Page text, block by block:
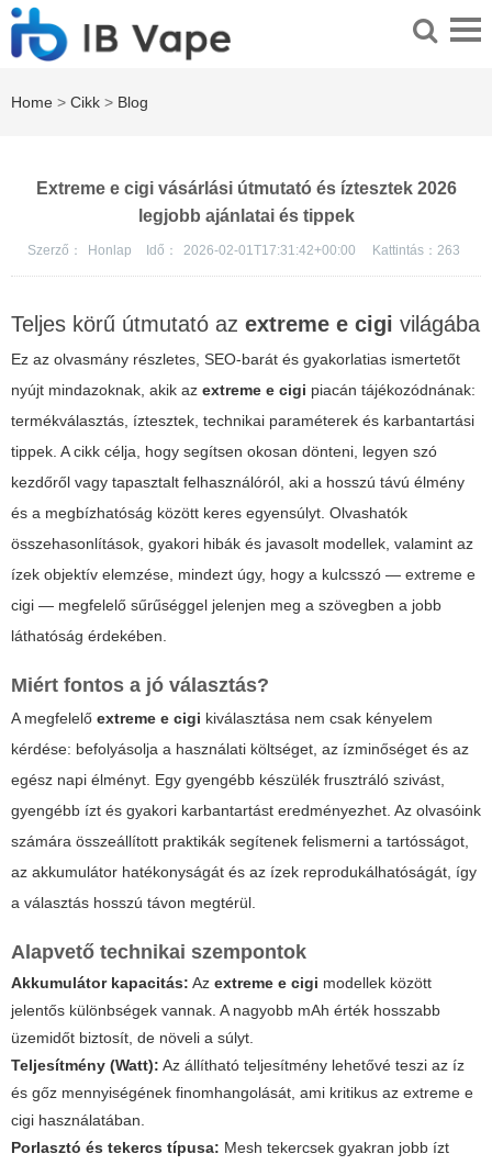
Home > Cikk > Blog
Extreme e cigi vásárlási útmutató és íztesztek 2026
legjobb ajánlatai és tippek
Szerző： Honlap Idő： 2026-02-01T17:31:42+00:00 Kattintás： 263
Teljes körű útmutató az extreme e cigi világába
Ez az olvasmány részletes, SEO-barát és gyakorlatias ismertetőt
nyújt mindazoknak, akik az extreme e cigi piacán tájékozódnának:
termékválasztás, íztesztek, technikai paraméterek és karbantartási
tippek. A cikk célja, hogy segítsen okosan dönteni, legyen szó
kezdőről vagy tapasztalt felhasználóról, aki a hosszú távú élmény
és a megbízhatóság között keres egyensúlyt. Olvashatók
összehasonlítások, gyakori hibák és javasolt modellek, valamint az
ízek objektív elemzése, mindezt úgy, hogy a kulcsszó — extreme e
cigi — megfelelő sűrűséggel jelenjen meg a szövegben a jobb
láthatóság érdekében.
Miért fontos a jó választás?
A megfelelő extreme e cigi kiválasztása nem csak kényelem
kérdése: befolyásolja a használati költséget, az ízminőséget és az
egész napi élményt. Egy gyengébb készülék frusztráló szivást,
gyengébb ízt és gyakori karbantartást eredményezhet. Az olvasóink
számára összeállított praktikák segítenek felismerni a tartósságot,
az akkumulátor hatékonyságát és az ízek reprodukálhatóságát, így
a választás hosszú távon megtérül.
Alapvető technikai szempontok
Akkumulátor kapacitás: Az extreme e cigi modellek között
jelentős különbségek vannak. A nagyobb mAh érték hosszabb
üzemidőt biztosít, de növeli a súlyt.
Teljesítmény (Watt): Az állítható teljesítmény lehetővé teszi az íz
és gőz mennyiségének finomhangolását, ami kritikus az extreme e
cigi használatában.
Porlasztó és tekercs típusa: Mesh tekercsek gyakran jobb ízt